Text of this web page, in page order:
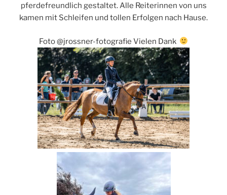
pferdefreundlich gestaltet. Alle Reiterinnen von uns
kamen mit Schleifen und tollen Erfolgen nach Hause.
Foto @jrossner-fotografie Vielen Dank